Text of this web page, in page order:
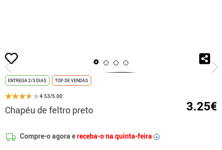
início
ENTREGA 2/3 DIAS TOP DE VENDAS
4.53/5.00
Chapéu de feltro preto 3.25€
Compre-o agora ereceba-o na quinta-feira i